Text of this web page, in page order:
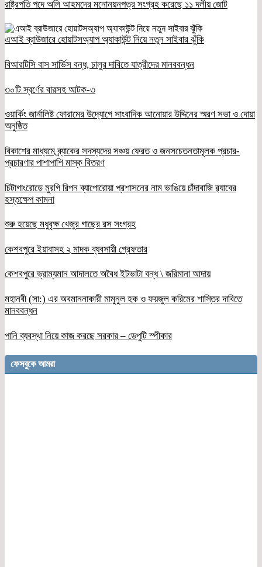
রাষ্ট্রপতি পদে অলি আহমদের মনোনয়নপত্র সংগ্রহ করেছে ১১ দলীয় জোট
এআই ব্রাউজারে হোয়াটসঅ্যাপ অ্যাকাউন্ট নিয়ে নতুন সাইবার ঝুঁকি
বিআরটিসি বাস সার্ভিস বন্ধ, চালুর দাবিতে যাত্রীদের মানববন্ধন
৩০টি স্বর্ণের বারসহ আটক-৩
ওয়ার্কিং জার্নালিষ্ট ফোরামের উদ্যোগে সাংবাদিক আনোয়ার উদ্দিনের স্মরণ সভা ও দোয়া
অনুষ্ঠিত
বিকাশের মাধ্যমে ব্র্যাকের সদস্যদের সঞ্চয় ফেরত ও জনসচেতনতামূলক প্রচার-
প্রচারণার পাশাপাশি মাস্ক বিতরণ
চিটাগাংরোডে মুরগি রিপন ব্যাপোরোয়া প্রশাসনের নাম ভাঙিয়ে চাঁদাবাজি র‌্যাবের
হস্তক্ষেপ কামনা
শুরু হয়েছে মধুবৃক্ষ খেজুর গাছের রস সংগ্রহ
কেশবপুরে ইয়াবাসহ ২ মাদক ব্যবসায়ী গ্রেফতার
কেশবপুরে ভ্রাম্যমান আদালতে অবৈধ ইটভাটা বন্ধ \ জরিমানা আদায়
মহানবী (সা:) এর অবমাননাকারী মামুনুল হক ও ফয়জুল করিমের শাস্তির দাবিতে
মানববন্ধন
পানি ব্যবস্থা নিয়ে কাজ করছে সরকার – ডেপুটি স্পীকার
ফেসবুকে আমরা